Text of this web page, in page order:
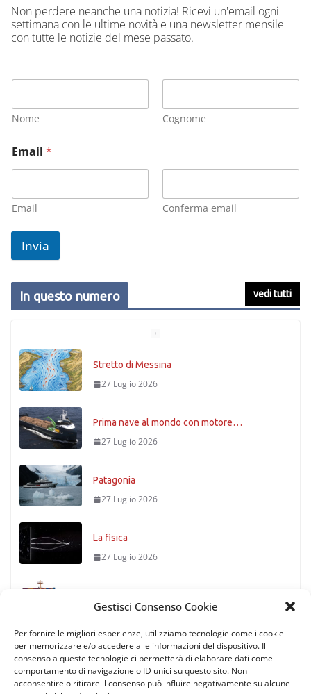
Gestisci Consenso Cookie
Per fornire le migliori esperienze, utilizziamo tecnologie come i cookie
per memorizzare e/o accedere alle informazioni del dispositivo. Il
consenso a queste tecnologie ci permetterà di elaborare dati come il
comportamento di navigazione o ID unici su questo sito. Non
acconsentire o ritirare il consenso può influire negativamente su alcune
Non perdere neanche una notizia! Ricevi un'email ogni
settimana con le ultime novità e una newsletter mensile
con tutte le notizie del mese passato.
Nome Cognome
Email *
Email Conferma email
Invia
In questo numero vedi tutti
Stretto di Messina
27 Luglio 2026
Prima nave al mondo con motore…
27 Luglio 2026
Patagonia
27 Luglio 2026
La fisica
27 Luglio 2026
27 Luglio 2026